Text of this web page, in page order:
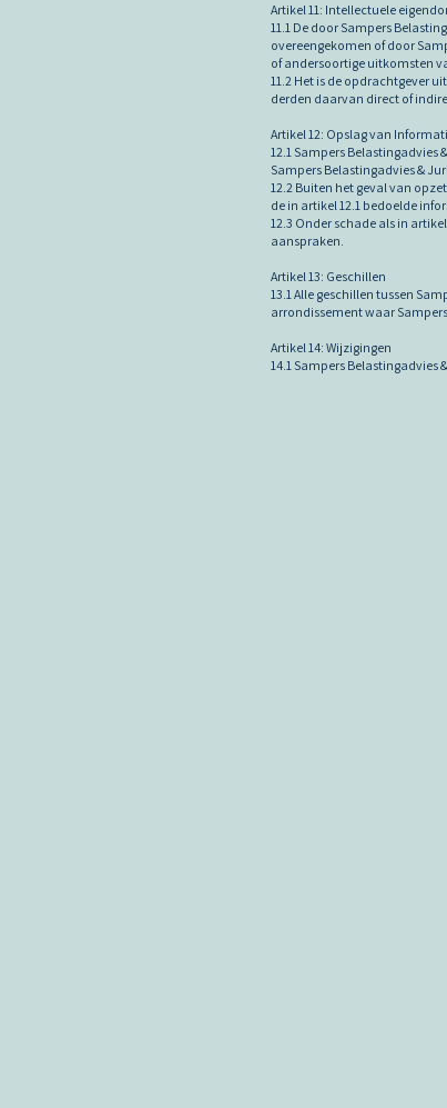
Artikel 11: Intellectuele
11.1 De door Sampers
overeengekomen of door
of andersoortige uitkomsten
11.2 Het is de opdrachtgever
derden daarvan direct of
Artikel 12: Opslag van
12.1 Sampers
Sampers Belastingadvies &
12.2 Buiten het geval van
de in artikel 12.1 bedoelde
12.3 Onder schade als in
aanspraken.
Artikel 13: Geschillen
13.1 Alle geschillen tussen
arrondissement waar
Artikel 14: Wijzigingen
14.1 Sampers